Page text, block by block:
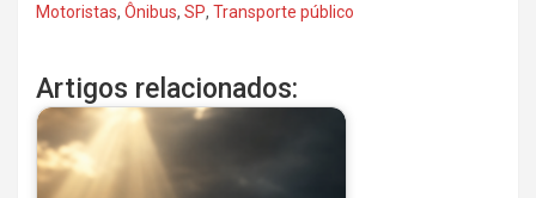
Motoristas, Ônibus, SP, Transporte público
Artigos relacionados: